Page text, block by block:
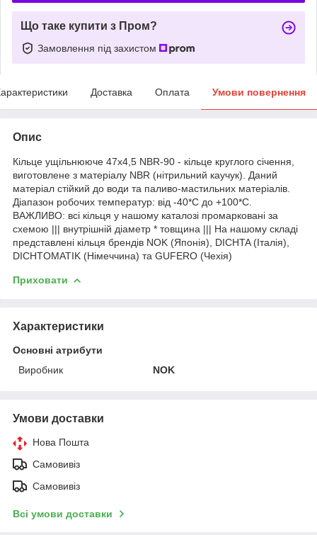
Що таке купити з Пром?
Замовлення під захистом
Доставка Оплата Умови повернення
Опис
Кільце ущільнююче 47х4,5 NBR-90 - кільце круглого січення,
виготовлене з матеріалу NBR (нітрильний каучук). Даний
матеріал стійкий до води та паливо-мастильних матеріалів.
Діапазон робочих температур: від -40*С до +100*С.
ВАЖЛИВО: всі кільця у нашому каталозі промарковані за
схемою ||| внутрішній діаметр * товщина ||| На нашому складі
представлені кільця брендів NOK (Японія), DICHTA (Італія),
DICHTOMATIK (Німеччина) та GUFERO (Чехія)
Приховати
Характеристики
Основні атрибути
Виробник
NOK
Умови доставки
Нова Пошта
Самовивіз
Самовивіз
Всі умови доставки